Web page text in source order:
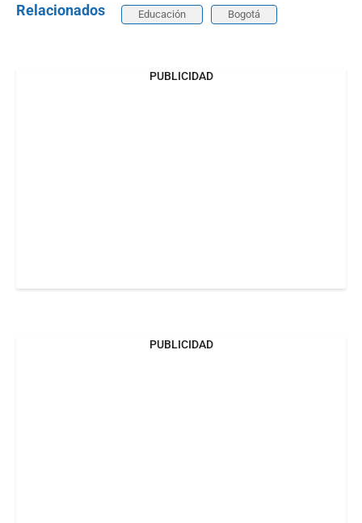
Relacionados Educación Bogotá
PUBLICIDAD
PUBLICIDAD